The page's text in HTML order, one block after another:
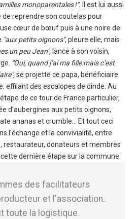
monoparentales !". Il est lui aussi
de reprendre son coutelas pour
cœur de bœuf puis à une noire de
"aux petits oignons",pleure elle, mais
un peu Jean", lance à son voisin,
"Oui, quand j’ai ma fille mais c’est
se projette ce papa, bénéficiaire
effilant des escalopes de dinde. Au
de ce tour de France particulier,
d’aubergines aux petits oignons,
ananas et crumble… Et tout ceci
l’échange et la convivialité, entre
restaurateur, donateurs et membres
dernière étape sur la commune.
des facilitateurs
et l'association.
toute la logistique.